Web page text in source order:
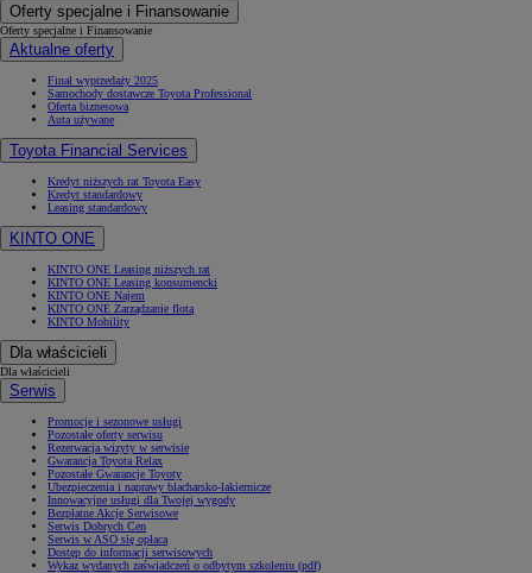
Oferty specjalne i Finansowanie
Oferty specjalne i Finansowanie
Aktualne oferty
Finał wyprzedaży 2025
Samochody dostawcze Toyota Professional
Oferta biznesowa
Auta używane
Toyota Financial Services
Kredyt niższych rat Toyota Easy
Kredyt standardowy
Leasing standardowy
KINTO ONE
KINTO ONE Leasing niższych rat
KINTO ONE Leasing konsumencki
KINTO ONE Najem
KINTO ONE Zarządzanie flotą
KINTO Mobility
Dla właścicieli
Dla właścicieli
Serwis
Promocje i sezonowe usługi
Pozostałe oferty serwisu
Rezerwacja wizyty w serwisie
Gwarancja Toyota Relax
Pozostałe Gwarancje Toyoty
Ubezpieczenia i naprawy blacharsko-lakiernicze
Innowacyjne usługi dla Twojej wygody
Bezpłatne Akcje Serwisowe
Serwis Dobrych Cen
Serwis w ASO się opłaca
Dostęp do informacji serwisowych
Wykaz wydanych zaświadczeń o odbytym szkoleniu (pdf)